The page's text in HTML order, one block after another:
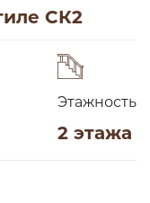
СК2
Этажность
2 этажа